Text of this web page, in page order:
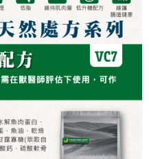
「AFTEE先享後付」服務完成之交
料，並將交易相關給付款項請求債
網址：
人或監護人之同意方可使用
引起之損失，本公司不負相關責
個別帳號之用戶狀況，依本公司即
不足之情形，本公司將視審查結果
訊註冊。若發現惡意使用之情形，
之使用額度並採取法律行動。
免運費